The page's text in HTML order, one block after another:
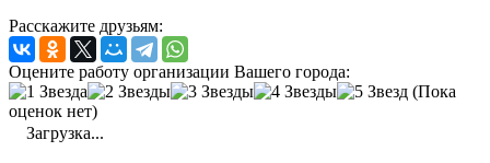
Расскажите друзьям:
Оцените работу организации Вашего города:
(Пока
оценок нет)
Загрузка...